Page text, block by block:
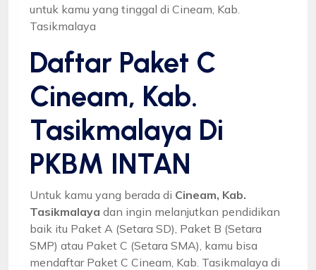
untuk kamu yang tinggal di Cineam, Kab.
Tasikmalaya
Daftar Paket C
Cineam, Kab.
Tasikmalaya Di
PKBM INTAN
Untuk kamu yang berada di Cineam, Kab.
Tasikmalaya dan ingin melanjutkan pendidikan
baik itu Paket A (Setara SD), Paket B (Setara
SMP) atau Paket C (Setara SMA), kamu bisa
mendaftar Paket C Cineam, Kab. Tasikmalaya di